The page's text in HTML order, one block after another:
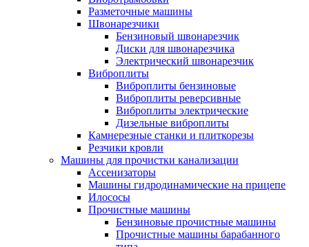
Разметочные машины
Швонарезчики
Бензиновый швонарезчик
Диски для швонарезчика
Электрический швонарезчик
Виброплиты
Виброплиты бензиновые
Виброплиты реверсивные
Виброплиты электрические
Дизельные виброплиты
Камнерезные станки и плиткорезы
Резчики кровли
Машины для прочистки канализации
Ассенизаторы
Машины гидродинамические на прицепе
Илососы
Прочистные машины
Бензиновые прочистные машины
Прочистные машины барабанного